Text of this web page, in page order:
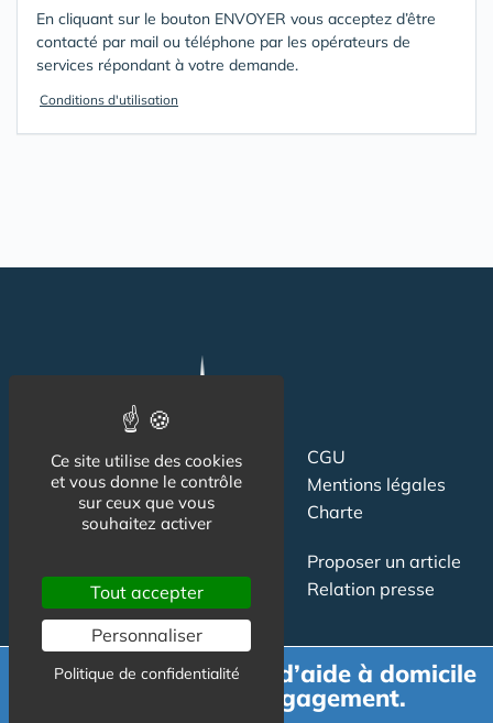
En cliquant sur le bouton ENVOYER vous acceptez d’être
contacté par mail ou téléphone par les opérateurs de
services répondant à votre demande.
Conditions d'utilisation
Suivez-nous
CGU
Mentions légales
Charte
Newsletter
Publicité
Proposer un article
Relation presse
Demande de devis d’aide à domicile
gratuit et sans engagement.
Ce site utilise des cookies
et vous donne le contrôle
sur ceux que vous
souhaitez activer
Tout accepter
Personnaliser
Politique de confidentialité